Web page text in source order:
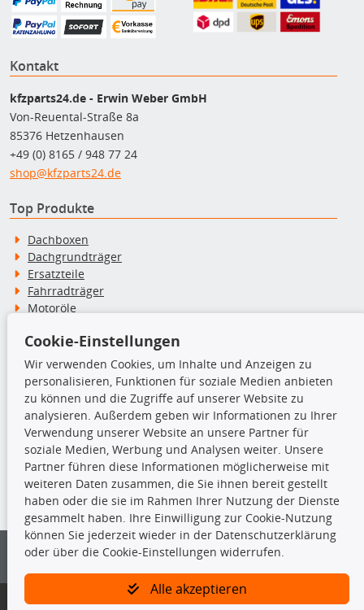
Kontakt
kfzparts24.de - Erwin Weber GmbH
Von-Reuental-Straße 8a
85376 Hetzenhausen
+49 (0) 8165 / 948 77 24
shop@kfzparts24.de
Top Produkte
Dachboxen
Dachgrundträger
Ersatzteile
Fahrradträger
Motoröle
Schneeketten
TecDoc Inside
Die hier angezeigten Daten insbesondere die gesamte Datenbank dürfen
nicht kopiert werden.
Es ist zu unterlassen, die Daten oder die gesamte Datenbank ohne
vorherige Zustimmung von TecDoc zu vervielfältigen, zu verbreiten
und/oder diese Handlungen durch Dritte ausführen zu lassen. Ein
Bitte prüfen Sie, ob das über unseren Onlineshop identifizierte Ersatzteil
Cookie-Einstellungen
Wir verwenden Cookies, um Inhalte und Anzeigen zu
personalisieren, Funktionen für soziale Medien anbieten
zu können und die Zugriffe auf unserer Website zu
analysieren. Außerdem geben wir Informationen zu Ihrer
Verwendung unserer Website an unsere Partner für
soziale Medien, Werbung und Analysen weiter. Unsere
Partner führen diese Informationen möglicherweise mit
weiteren Daten zusammen, die Sie ihnen bereit gestellt
haben oder die sie im Rahmen Ihrer Nutzung der Dienste
gesammelt haben. Ihre Einwilligung zur Cookie-Nutzung
können Sie jederzeit wieder in der Datenschutzerklärung
oder über die Cookie-Einstellungen widerrufen.
Alle akzeptieren